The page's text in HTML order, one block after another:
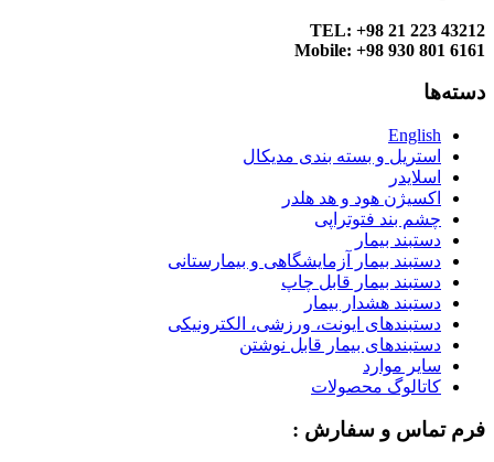
TEL: +98 21 223 43212
Mobile: +98 930 801 6161
دسته‌ها
English
استریل و بسته بندی مدیکال
اسلایدر
اکسیژن هود و هد هلدر
چشم بند فتوتراپی
دستبند بیمار
دستبند بیمار آزمایشگاهی و بیمارستانی
دستبند بیمار قابل چاپ
دستبند هشدار بیمار
دستبندهای ایونت، ورزشی، الکترونیکی
دستبندهای بیمار قابل نوشتن
سایر موارد
کاتالوگ محصولات
فرم تماس و سفارش :